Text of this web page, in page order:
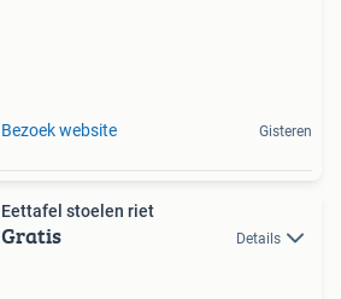
Bezoek website Gisteren
Eettafel stoelen riet
Gratis Details